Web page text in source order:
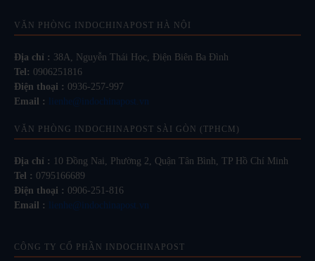
VĂN PHÒNG INDOCHINAPOST HÀ NỘI
Địa chỉ : 38A, Nguyễn Thái Học, Điện Biên Ba Đình
Tel: 0906251816
Điện thoại : 0936-257-997
Email :
lienhe@indochinapost.vn
VĂN PHÒNG INDOCHINAPOST SÀI GÒN (TPHCM)
Địa chỉ : 10 Đồng Nai, Phường 2, Quận Tân Bình, TP Hồ Chí Minh
Tel : 0795166689
Điện thoại : 0906-251-816
Email :
lienhe@indochinapost.vn
CÔNG TY CỔ PHẦN INDOCHINAPOST